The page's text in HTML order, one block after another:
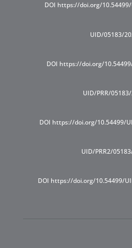
DOI https://doi.org/
UID/05183/
DOI https://doi.org/
UID/PRR/
DOI https://doi.org/10.54499/
UID/PRR2/
DOI https://doi.org/10.54499/